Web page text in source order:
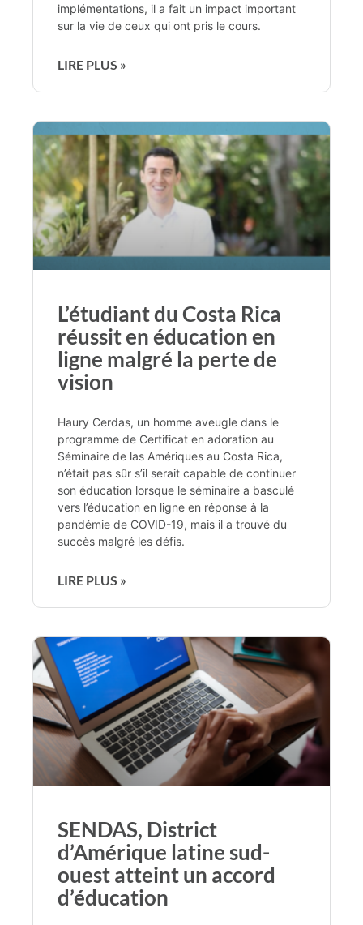
implémentations, il a fait un impact important
sur la vie de ceux qui ont pris le cours.
LIRE PLUS »
L’étudiant du Costa Rica
réussit en éducation en
ligne malgré la perte de
vision
Haury Cerdas, un homme aveugle dans le
programme de Certificat en adoration au
Séminaire de las Amériques au Costa Rica,
n’était pas sûr s’il serait capable de continuer
son éducation lorsque le séminaire a basculé
vers l’éducation en ligne en réponse à la
pandémie de COVID-19, mais il a trouvé du
succès malgré les défis.
LIRE PLUS »
SENDAS, District
d’Amérique latine sud-
ouest atteint un accord
d’éducation